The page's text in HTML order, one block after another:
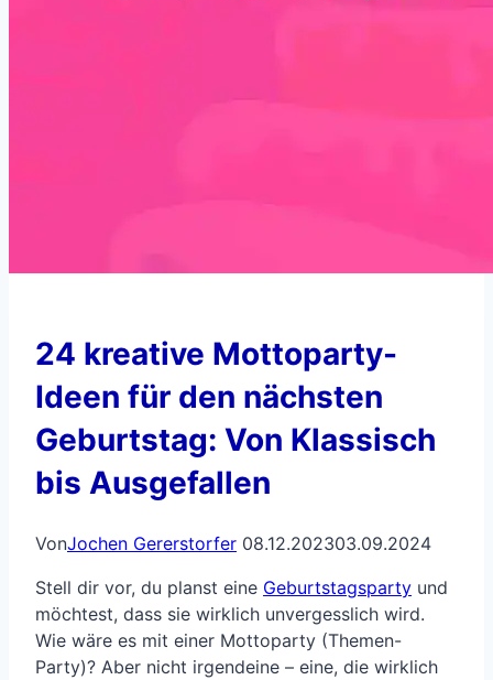
24 kreative Mottoparty-
Ideen für den nächsten
Geburtstag: Von Klassisch
bis Ausgefallen
VonJochen Gererstorfer 08.12.202303.09.2024
Stell dir vor, du planst eine Geburtstagsparty und
möchtest, dass sie wirklich unvergesslich wird.
Wie wäre es mit einer Mottoparty (Themen-
Party)? Aber nicht irgendeine – eine, die wirklich